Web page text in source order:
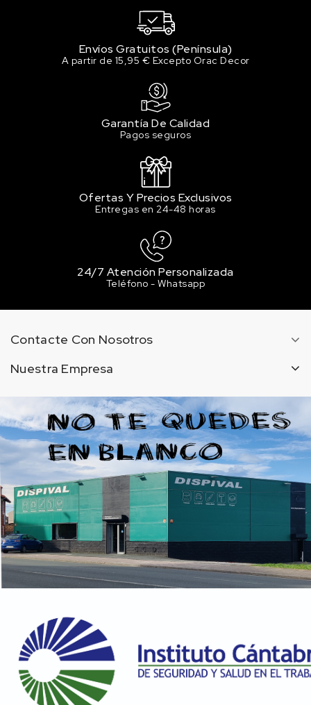
Envíos Gratuitos (Península)
A partir de 15,95 € Excepto Orac Decor
Garantía De Calidad
Pagos seguros
Ofertas Y Precios Exclusivos
Entregas en 24-48 horas
24/7 Atención Personalizada
Teléfono - Whatsapp
Contacte Con Nosotros
Nuestra Empresa